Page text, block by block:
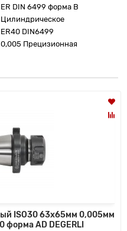
ER DIN 6499 форма B
Цилиндрическое
ER40 DIN6499
0,005 Прецизионная
ISO30 63x65мм 0,005мм
AD DEGERLI